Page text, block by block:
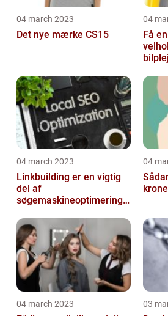
04 march 2023
Det nye mærke CS15
04
Få
04 march 2023
Linkbuilding er en vigtig
del af
søgemaskineoptimeringe
04
04 march 2023 03